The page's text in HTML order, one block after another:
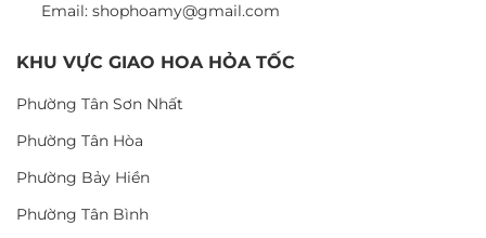
Email: shophoamy@gmail.com
KHU VỰC GIAO HOA HỎA TỐC
Phường Tân Sơn Nhất
Phường Tân Hòa
Phường Bảy Hiền
Phường Tân Bình